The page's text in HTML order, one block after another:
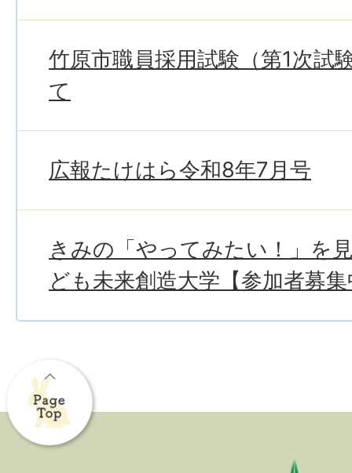
竹原市職員採用試験（第1次試
て
広報たけはら令和8年7月号
きみの「やってみたい！」を
ども未来創造大学【参加者募